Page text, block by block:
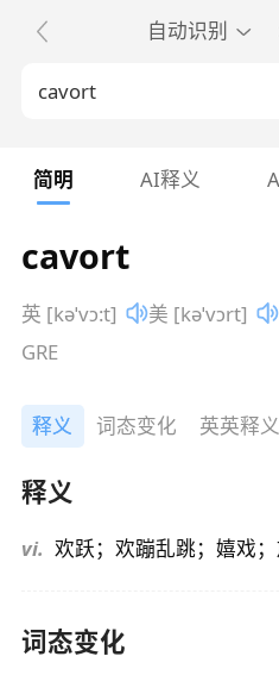
自动识别
简明 AI释义
cavort
英 [kəˈvɔ:t] 美 [kəˈvɔrt]
GRE
释义 词态变化 英英释义
释义
vi. 欢跃；欢蹦乱跳；嬉戏
词态变化